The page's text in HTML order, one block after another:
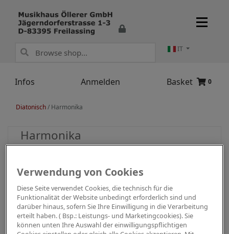
Infos Anmelden Basket 0
IT
Diatonisch/ Harmonika
Harmonika
Verwendung von Cookies
Diese Seite verwendet Cookies, die technisch für die
Funktionalität der Website unbedingt erforderlich sind und
darüber hinaus, sofern Sie Ihre Einwilligung in die Verarbeitung
erteilt haben. ( Bsp.: Leistungs- und Marketingcookies). Sie
können unten Ihre Auswahl der einwilligungspflichtigen